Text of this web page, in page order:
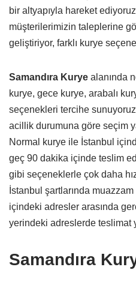
bir altyapıyla hareket
müşterilerimizin taleplerine
geliştiriyor, farklı kurye
Samandıra Kurye alanında
kurye, gece kurye, arabalı
seçenekleri tercihe
acillik durumuna göre seçim
Normal kurye ile İstanbul
geç 90 dakika içinde teslim
gibi seçeneklerle çok daha
İstanbul şartlarında
içindeki adresler arasında
yerindeki adreslerde teslimat
Samandıra